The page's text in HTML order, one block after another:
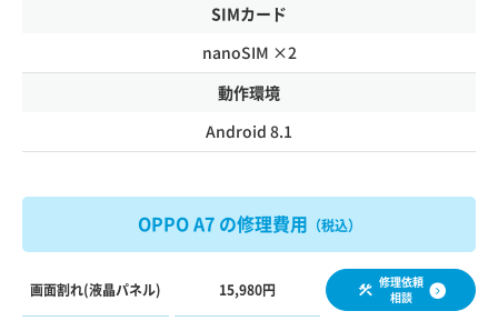
SIMカード
nanoSIM ×2
動作環境
Android 8.1
OPPO A7 の修理費用 （税込）
画面割れ(液晶パネル) 15,980円
修理依頼
相談